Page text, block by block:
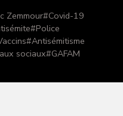
Zemmour#Covid-19
#Police
#Antisémitisme
sociaux#GAFAM